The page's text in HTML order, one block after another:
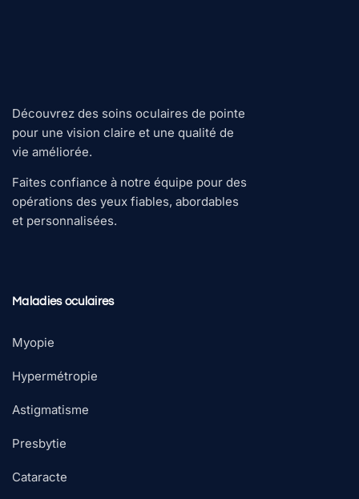
Découvrez des soins oculaires de pointe
pour une vision claire et une qualité de
vie améliorée.
Faites confiance à notre équipe pour des
opérations des yeux fiables, abordables
et personnalisées.
Maladies oculaires
Myopie
Hypermétropie
Astigmatisme
Presbytie
Cataracte